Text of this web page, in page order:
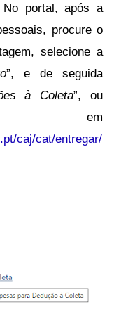
portal, após a
procure o
selecione a
”, e de seguida
à Coleta”, ou
caj/cat/entregar/